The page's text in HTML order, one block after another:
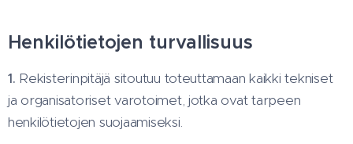
Henkilötietojen turvallisuus
1. Rekisterinpitäjä sitoutuu toteuttamaan kaikki tekniset
ja organisatoriset varotoimet, jotka ovat tarpeen
henkilötietojen suojaamiseksi.